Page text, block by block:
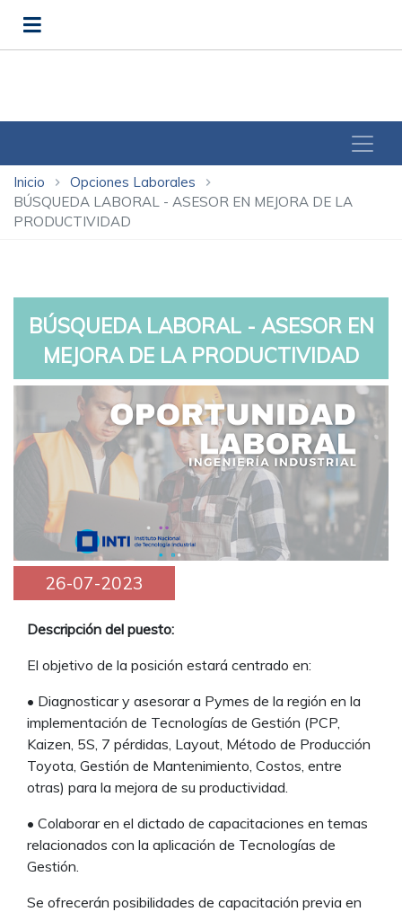
Inicio chevron_right Opciones Laborales chevron_right
BÚSQUEDA LABORAL - ASESOR EN MEJORA DE LA
PRODUCTIVIDAD
BÚSQUEDA LABORAL - ASESOR EN
MEJORA DE LA PRODUCTIVIDAD
26-07-2023
Descripción del puesto:
El objetivo de la posición estará centrado en:
• Diagnosticar y asesorar a Pymes de la región en la
implementación de Tecnologías de Gestión (PCP,
Kaizen, 5S, 7 pérdidas, Layout, Método de Producción
Toyota, Gestión de Mantenimiento, Costos, entre
otras) para la mejora de su productividad.
• Colaborar en el dictado de capacitaciones en temas
relacionados con la aplicación de Tecnologías de
Gestión.
Se ofrecerán posibilidades de capacitación previa en